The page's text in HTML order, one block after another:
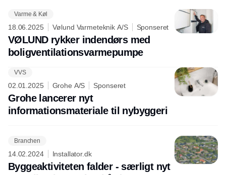
Varme & Køl
18.06.2025 Vølund Varmeteknik A/S Sponseret
VØLUND rykker indendørs med
boligventilationsvarmepumpe
VVS
02.01.2025 Grohe A/S Sponseret
Grohe lancerer nyt
informationsmateriale til nybyggeri
Branchen
14.02.2024 Installator.dk
Byggeaktiviteten falder - særligt nyt